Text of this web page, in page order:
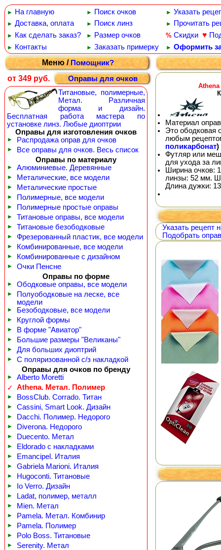
► На главную ► Поиск очков ► Указать
► Доставка, оплата ► Поиск линз ► Прочитать
► Как сделать заказ? ► Размер очков % Скидки ♥
► Контакты ► Заказать примерку ► Оформить
Меню /Помощник?
от 349 руб.
Оправы для очков
Титановые, полимерные,
Метал. Различная
форма и дизайн.
Бесплатная работа мастера по
установке линз. Любые диоптрии
Оправы для изготовления очков
► Распродажа оправ для очков
►
Все оправы для очков. Весь список
Оправы по материалу
► Алюминиевые. Деревянные
► Металические, все модели
► Металические простые
► Полимерные, все модели
► Полимерные простые оправы
► Титановые оправы, все модели
► Титановые безободковые
► Фрезерованный пластик, все модели
► Комбинированные, все модели
► Комбинированные с дизайном
►
Очки Пенсне
Оправы по форме
► Ободковые оправы, все модели
►
Полуободковые на леске, все
модели
► Безободковые, все модели
► Круглой формы
► В форме "Авиатор"
► Большие размеры "Великаны"
► Для больших диоптрий
►
С поляризованной с/з накладкой
Оправы для очков по бренду
►
Alberto Moretti
✓
Athena. Метал. Полимер
► BossClub. Corrado. Титан
► Cassini, Smart Look. Дизайн
► Dacchi. Полимер. Недорого
► Diverona. Недорого
► Duecento. Метал
► Eldorado с накладками
► Emancipel. Италия
► Gabriela Marioni. Италия
► Hugoconti. Титановые
► Io Verro. Дизайн
► Ladat, полимер, металл
► Mien. Метал
► Pamela. Метал. Комбинир
► Pamela. Полимер
► Polo Boss. Титановые
► Serenity. Метал
Материал
Это ободковая
любым
поликарбонат)
Футляр или
для ухода за
Ширина очков:
линзы: 52 мм.
Длина дужки:
Указать рецепт
Подобрать